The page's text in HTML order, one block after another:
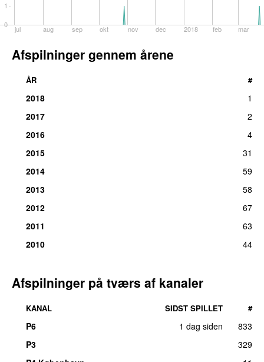
jul aug sep okt nov dec 2018 feb mar
0
1
Afspilninger gennem årene
ÅR #
2018
1
2017
2
2016
4
2015
31
2014
59
2013
58
2012
67
2011
63
2010
44
Afspilninger på tværs af kanaler
KANAL SIDST SPILLET #
P6 1 dag siden
833
P3
329